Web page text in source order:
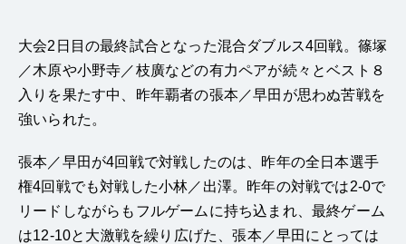
大会2日目の最終試合となった混合ダブルス4回戦。篠塚
／木原や小野寺／枝廣などの有力ペアが続々とベスト８
入りを果たす中、昨年覇者の張本／早田が思わぬ苦戦を
強いられた。
張本／早田が4回戦で対戦したのは、昨年の全日本選手
権4回戦でも対戦した小林／出澤。昨年の対戦では2-0で
リードしながらもフルゲームに持ち込まれ、最終ゲーム
は12-10と大激戦を繰り広げた、張本／早田にとっては